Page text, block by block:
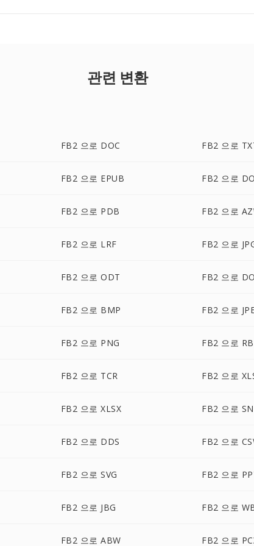
관련 변환
FB2 으로 DOC FB2 으로
FB2 으로 EPUB FB2 으로
FB2 으로 PDB FB2 으로
FB2 으로 LRF FB2 으로
FB2 으로 ODT FB2 으로
FB2 으로 BMP FB2 으로
FB2 으로 PNG FB2 으로 RB
FB2 으로 TCR FB2 으로
FB2 으로 XLSX FB2 으로
FB2 으로 DDS FB2 으로
FB2 으로 SVG FB2 으로
FB2 으로 JBG FB2 으로
FB2 으로 ABW FB2 으로